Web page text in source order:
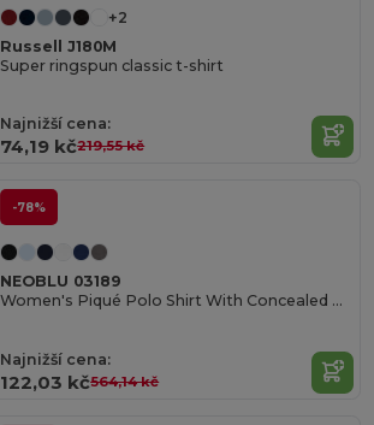
+2
Russell J180M
Super ringspun classic t-shirt
Najnižší cena:
74,19 kč219,55 kč
-78%
NEOBLU 03189
Women's Piqué Polo Shirt With Concealed Placket Owen Women
Najnižší cena:
122,03 kč564,14 kč